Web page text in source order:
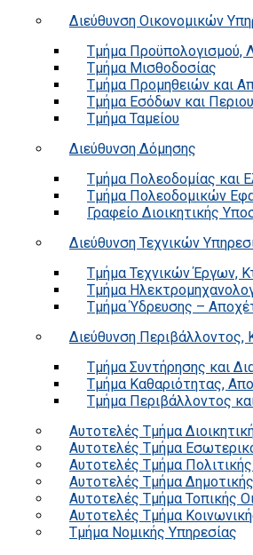
Διεύθυνση Οικονομικών
Τμήμα Προϋπολογισμού,
Τμήμα Μισθοδοσίας
Τμήμα Προμηθειών και
Τμήμα Εσόδων και
Τμήμα Ταμείου
Διεύθυνση Δόμησης
Τμήμα Πολεοδομίας και
Τμήμα Πολεοδομικών
Γραφείο Διοικητικής
Διεύθυνση Τεχνικών
Τμήμα Τεχνικών Έργων,
Τμήμα
Τμήμα Ύδρευσης –
Διεύθυνση Περιβάλλοντος,
Τμήμα Συντήρησης και
Τμήμα Καθαριότητας,
Τμήμα Περιβάλλοντος
Αυτοτελές Τμήμα
Αυτοτελές Τμήμα
Αυτοτελές Τμήμα
Αυτοτελές Τμήμα
Αυτοτελές Τμήμα Τοπικής
Αυτοτελές Τμήμα
Τμήμα Νομικής Υπηρεσίας